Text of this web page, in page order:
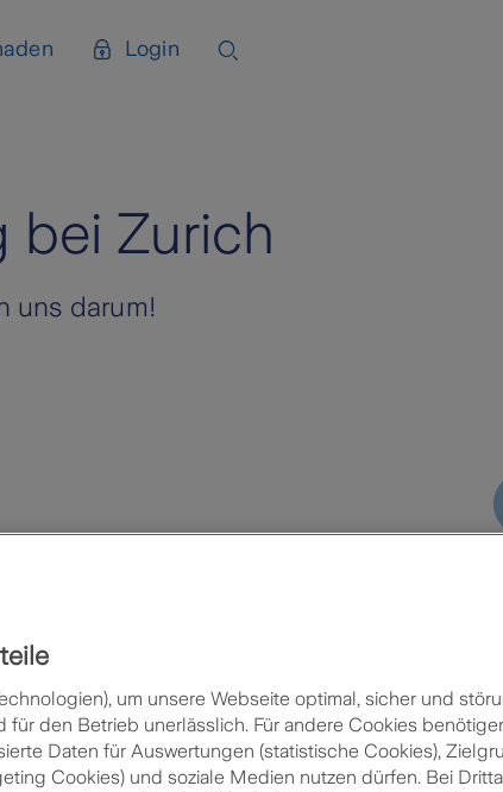
Login
bei Zurich
uns darum!
Mehr Infos
um unsere Webseite optimal, sicher und
den Betrieb unerlässlich. Für andere Cookies
Daten für Auswertungen (statistische Cookies),
Cookies) und soziale Medien nutzen dürfen. Bei